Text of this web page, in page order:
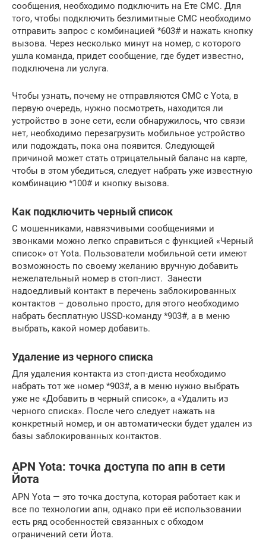
сообщения, необходимо подключить на Ете СМС. Для
того, чтобы подключить безлимитные СМС необходимо
отправить запрос с комбинацией *603# и нажать кнопку
вызова. Через несколько минут на номер, с которого
ушла команда, придет сообщение, где будет известно,
подключена ли услуга.
Чтобы узнать, почему не отправляются СМС с Yota, в
первую очередь, нужно посмотреть, находится ли
устройство в зоне сети, если обнаружилось, что связи
нет, необходимо перезагрузить мобильное устройство
или подождать, пока она появится. Следующей
причиной может стать отрицательный баланс на карте,
чтобы в этом убедиться, следует набрать уже известную
комбинацию *100# и кнопку вызова.
Как подключить черный список
С мошенниками, навязчивыми сообщениями и
звонками можно легко справиться с функцией «Черный
список» от Yota. Пользователи мобильной сети имеют
возможность по своему желанию вручную добавить
нежелательный номер в стоп-лист. Занести
надоедливый контакт в перечень заблокированных
контактов – довольно просто, для этого необходимо
набрать бесплатную USSD-команду *903#, а в меню
выбрать, какой номер добавить.
Удаление из черного списка
Для удаления контакта из стоп-диста необходимо
набрать тот же номер *903#, а в меню нужно выбрать
уже не «Добавить в черный список», а «Удалить из
черного списка». После чего следует нажать на
конкретный номер, и он автоматически будет удален из
базы заблокированных контактов.
APN Yota: точка доступа по апн в сети
Йота
APN Yota — это точка доступа, которая работает как и
все по технологии апн, однако при её использовании
есть ряд особенностей связанных с обходом
ограничений сети Йота.